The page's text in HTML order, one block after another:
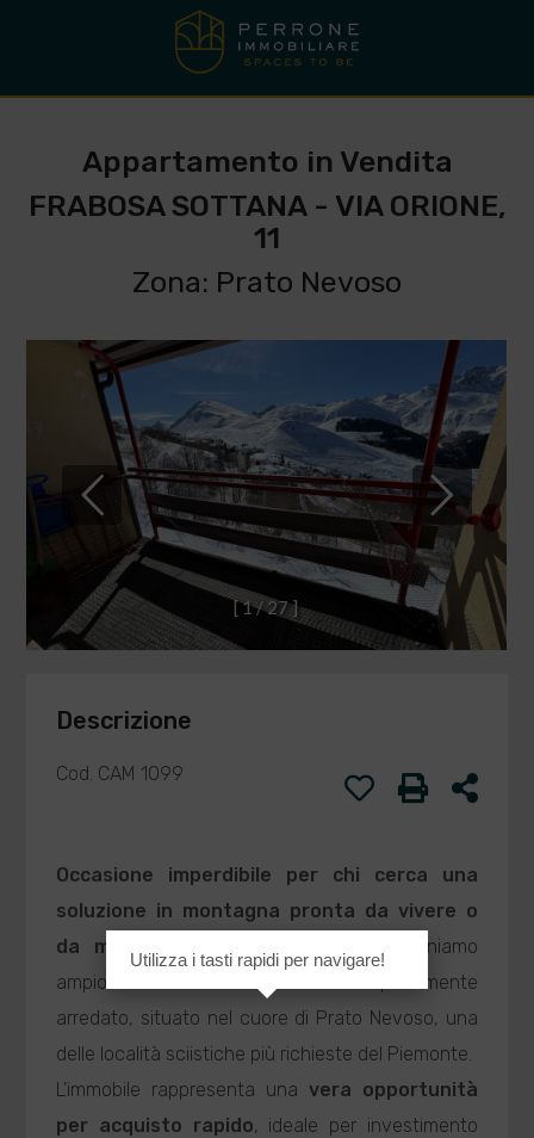
Appartamento in Vendita
FRABOSA SOTTANA - VIA ORIONE,
11
Zona: Prato Nevoso
[1/27]
Descrizione
Cod. CAM 1099
Occasione imperdibile per chi cerca una
soluzione in montagna pronta da vivere o
da mettere subito a reddito.
Proponiamo
ampio e luminoso monolocale completamente
arredato, situato nel cuore di Prato Nevoso, una
delle località sciistiche più richieste del Piemonte.
L'immobile rappresenta una vera opportunità
per acquisto rapido, ideale per investimento
Utilizza i tasti rapidi per navigare!